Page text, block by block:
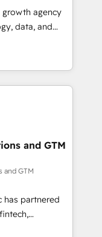
agency
data, and
Founded in
LATAM, and
in building
success
human insight
solutions
and
Impact
HubSpot
team:
and GTM
and GTM
has partnered
With